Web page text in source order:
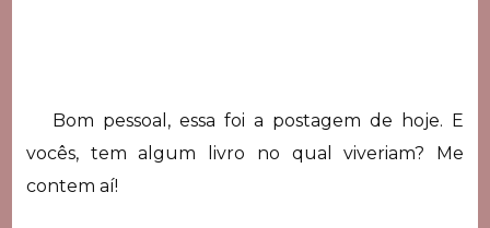
Bom pessoal, essa foi a postagem de hoje. E
vocês, tem algum livro no qual viveriam? Me
contem aí!